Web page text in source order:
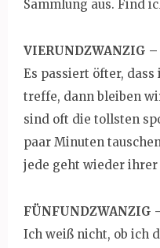
Sammlung aus. Find
VIERUNDZWANZIG
Es passiert öfter,
treffe, dann bleiben
sind oft die tollsten
paar Minuten
jede geht wieder ihrer
Ich weiß nicht, ob ich